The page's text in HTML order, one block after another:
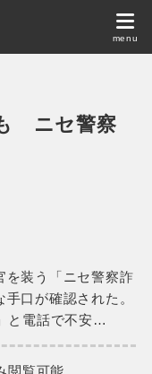
も ニセ警察
を装う「ニセ警察詐
口が確認された。
と電話で不安…
閲覧可能